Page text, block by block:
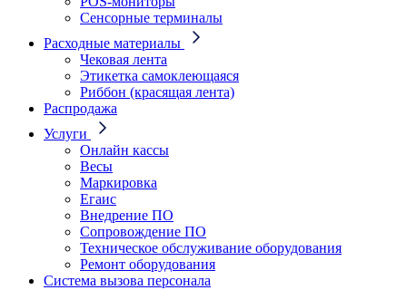
Сенсорные терминалы
Расходные материалы
Чековая лента
Этикетка самоклеющаяся
Риббон (красящая лента)
Распродажа
Услуги
Онлайн кассы
Весы
Маркировка
Егаис
Внедрение ПО
Сопровождение ПО
Техническое обслуживание оборудования
Ремонт оборудования
Система вызова персонала